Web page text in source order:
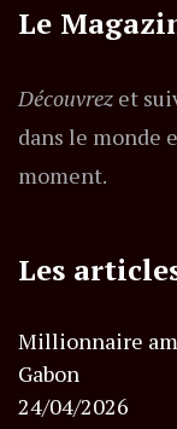
Le
Découvrez et
dans le monde
moment.
Les
Millionnaire
Gabon
24/04/2026